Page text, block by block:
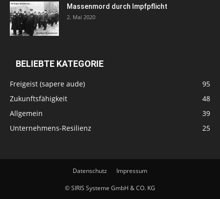
Massenmord durch Impfpflicht
2. Mai 2020
BELIEBTE KATEGORIE
Freigeist (sapere aude)
95
Zukunftsfähigkeit
48
Allgemein
39
Unternehmens-Resilienz
25
Datenschutz Impressum
© SIRIS Systeme GmbH & CO. KG